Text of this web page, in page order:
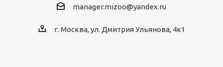
manager.mizoo@yandex.ru
г. Москва, ул. Дмитрия Ульянова, 4к1